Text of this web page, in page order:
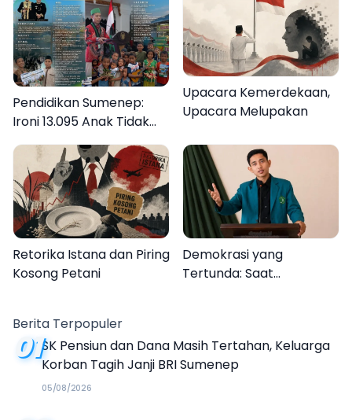
Pendidikan Sumenep:
Ironi 13.095 Anak Tidak
Sekolah Menyaksikan
Semarak Festival
Kalender Event 2026
Upacara Kemerdekaan,
Upacara Melupakan
Retorika Istana dan Piring
Kosong Petani
Demokrasi yang
Tertunda: Saat
Berita Terpopuler
01SK Pensiun dan Dana Masih Tertahan, Keluarga
Korban Tagih Janji BRI Sumenep
05/08/2026